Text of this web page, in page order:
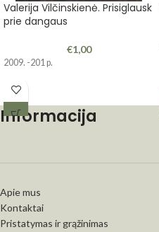
Valerija Vilčinskienė. Prisiglausk
prie dangaus
€1,00
2009. -201 p.
Informacija
Apie mus
Kontaktai
Pristatymas ir grąžinimas